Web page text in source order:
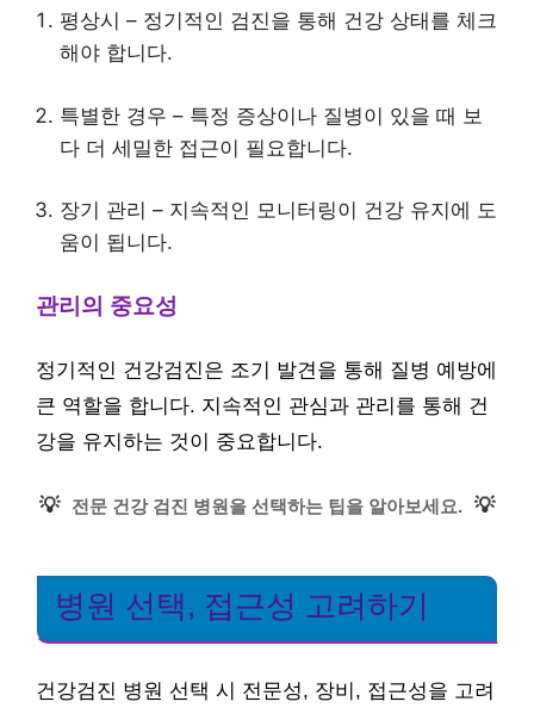
평상시 – 정기적인 검진을 통해 건강 상태를 체크
해야 합니다.
특별한 경우 – 특정 증상이나 질병이 있을 때 보
다 더 세밀한 접근이 필요합니다.
장기 관리 – 지속적인 모니터링이 건강 유지에 도
움이 됩니다.
관리의 중요성
정기적인 건강검진은 조기 발견을 통해 질병 예방에
큰 역할을 합니다. 지속적인 관심과 관리를 통해 건
강을 유지하는 것이 중요합니다.
💡 전문 건강 검진 병원을 선택하는 팁을 알아보세요. 💡
병원 선택, 접근성 고려하기
건강검진 병원 선택 시 전문성, 장비, 접근성을 고려